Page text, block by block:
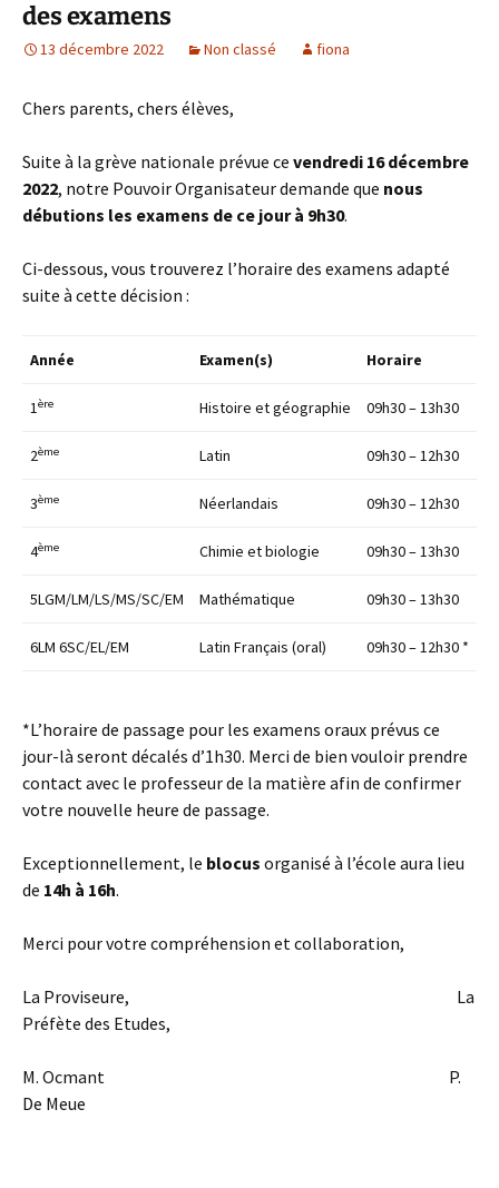
des examens
13 décembre 2022 Non classé fiona
Chers parents, chers élèves,
Suite à la grève nationale prévue ce vendredi 16 décembre
2022, notre Pouvoir Organisateur demande que nous
débutions les examens de ce jour à 9h30.
Ci-dessous, vous trouverez l’horaire des examens adapté
suite à cette décision :
Année Examen(s) Horaire
1ère Histoire et géographie 09h30 – 13h30
2ème Latin 09h30 – 12h30
3ème Néerlandais 09h30 – 12h30
4ème Chimie et biologie 09h30 – 13h30
5LGM/LM/LS/MS/SC/EM Mathématique 09h30 – 13h30
6LM 6SC/EL/EM Latin Français (oral) 09h30 – 12h30 *
*L’horaire de passage pour les examens oraux prévus ce
jour-là seront décalés d’1h30. Merci de bien vouloir prendre
contact avec le professeur de la matière afin de confirmer
votre nouvelle heure de passage.
Exceptionnellement, le blocus organisé à l’école aura lieu
de 14h à 16h.
Merci pour votre compréhension et collaboration,
La Proviseure, La
Préfète des Etudes,
M. Ocmant P.
De Meue